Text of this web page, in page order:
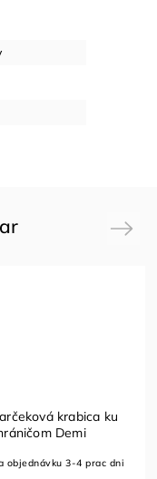
krabica ku
Demi
objednávku 3-4 prac dni
Next